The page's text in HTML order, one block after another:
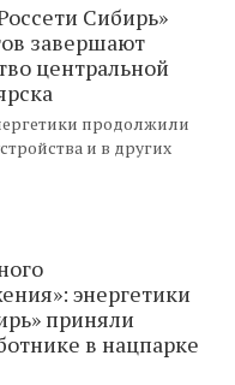
Сибирь»
завершают
центральной
продолжили
и в других
энергетики
приняли
в нацпарке